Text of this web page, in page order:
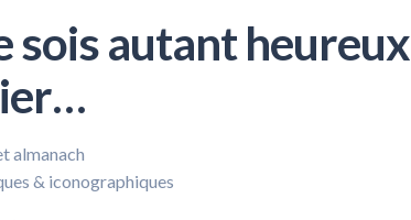
sois autant heureux
almanach
& iconographiques